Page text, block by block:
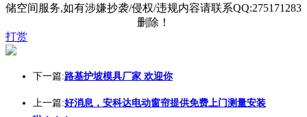
储空间服务,如有涉嫌抄袭/侵权/违规内容请联系QQ:275171283
删除！
打赏
下一篇:路基护坡模具厂家 欢迎你
上一篇:好消息，安科达电动窗帘提供免费上门测量安装